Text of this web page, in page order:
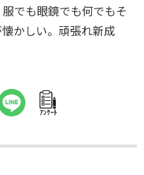
でも眼鏡でも何でもそ
かしい。頑張れ新成
ｱﾝｹｰﾄ